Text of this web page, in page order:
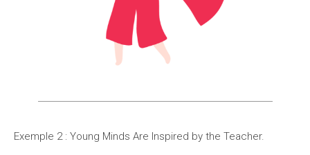
Exemple 2 : Young Minds Are Inspired by the Teacher.